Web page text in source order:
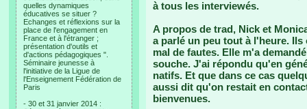
quelles dynamiques
éducatives se situer ?
Echanges et réflexions sur la
place de l'engagement en
France et à l'étranger ;
présentation d'outils et
d'actions pédagogiques ".
Séminaire jeunesse à
l'initiative de la Ligue de
l'Enseignement Fédération de
Paris
- 30 et 31 janvier 2014 :
à tous les interviewés.
A propos de trad, Nick et
a parlé un peu tout à l'heure.
mal de fautes. Elle m'a
souche. J'ai répondu qu'en
natifs. Et que dans ce cas
aussi dit qu'on restait en
bienvenues.